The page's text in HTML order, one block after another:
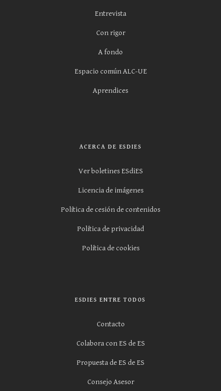
Entrevista
Con rigor
A fondo
Espacio común ALC-UE
Aprendices
ACERCA DE ESDIES
Ver boletines ESdiES
Licencia de imágenes
Política de cesión de contenidos
Política de privacidad
Política de cookies
ESDIES ENTRE TODOS
Contacto
Colabora con ES de ES
Propuesta de ES de ES
Consejo Asesor